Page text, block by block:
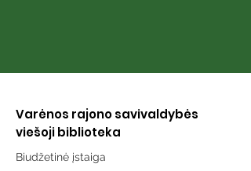
Varėnos rajono savivaldybės
viešoji biblioteka
Biudžetinė įstaiga